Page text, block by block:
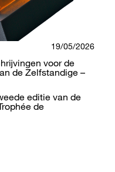
19/05/2026
voor de
de Zelfstandige –
editie van de
de